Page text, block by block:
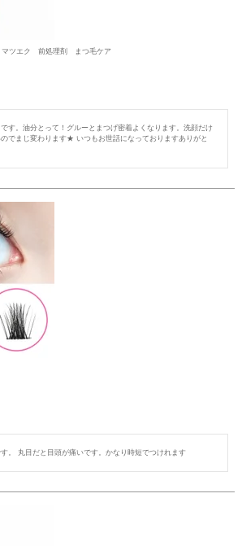
マツエク 前処理剤 まつ毛ケア
す。油分とって！グルーとまつげ密着よくなります。洗顔だけ
でまじ変わります★ いつもお世話になっておりますありがと
。 丸目だと目頭が痛いです。かなり時短でつけれます